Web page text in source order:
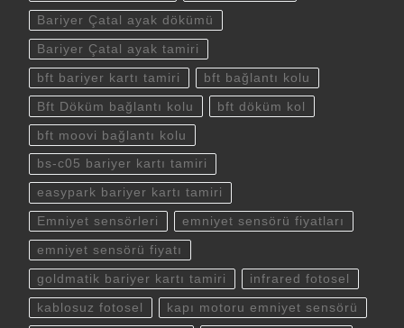
Bariyer Çatal ayak dökümü
Bariyer Çatal ayak tamiri
bft bariyer kartı tamiri bft bağlantı kolu
Bft Döküm bağlantı kolu bft döküm kol
bft moovi bağlantı kolu
bs-c05 bariyer kartı tamiri
easypark bariyer kartı tamiri
Emniyet sensörleri emniyet sensörü fiyatları
emniyet sensörü fiyatı
goldmatik bariyer kartı tamiri infrared fotosel
kablosuz fotosel kapı motoru emniyet sensörü